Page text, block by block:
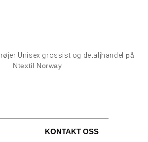
Unisex grossist og detaljhandel på
Ntextil Norway
KONTAKT OSS